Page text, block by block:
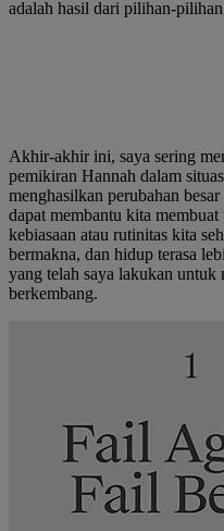
adalah hasil dari pilihan-pilihan
Akhir-akhir ini, saya sering
pemikiran Hannah dalam
menghasilkan perubahan
dapat membantu kita
kebiasaan atau rutinitas kita
bermakna, dan hidup terasa
yang telah saya lakukan
berkembang.